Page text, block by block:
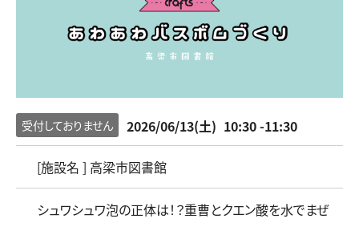
受付しておりません 2026/06/13(土) 10:30 -11:30
[施設名 ] 高梁市図書館
シュワシュワ泡の正体は！？重曹とクエン酸を水でまぜ